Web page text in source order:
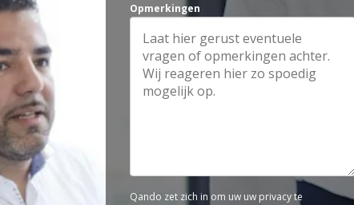
Opmerkingen
Qando zet zich in om uw uw privacy te